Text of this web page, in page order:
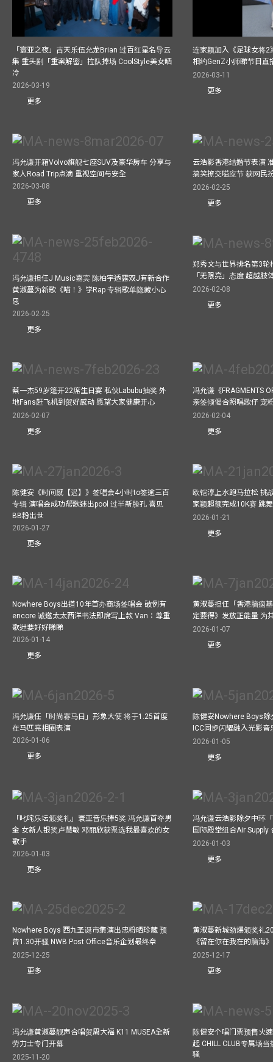
「寰亚之夜」古天乐伍允龙Brian 过百红星名导云
集 重头剧「重案解密」拉队捧场 CoolStyle美女晒
冷
2026-03-19
更多
连家颖加入《足球女将
相约GenZ小师睇节目直
2026-03-11
更多
冯允谦开箱Volvo旗舰七座SUV及豪华房车 分享与
家人Road Trip点滴 重视空间与安全
2026-03-08
更多
云浩影香港结婚节表演
搞笑撩交嗌应节 获网民
2026-02-25
更多
冯允谦担任J Music嘉宾 陈柏宇透露双J有新合作
黄淑蔓为新歌《喵！》学Rap 专辑歌单隐藏小心
思
2026-02-25
更多
郑秀文与世界排名第3轮
「无限亮」态度 超越肢
2026-02-08
更多
蔡一杰59岁筵开22席生日宴 私伙Labubu抽奖 外
地Fans赶飞机到贺好感动 愿望大家健康开心
2026-02-07
更多
冯允谦《FRAGMENTS
亲签倾偈合照唱歌仔 宠
2026-02-04
更多
陈健安《时间感【迟】》签唱会4小时to签逾三百
专辑 演唱会成功帮歌迷出pool 过半新脸孔 喜见
BB粉出世
2026-01-27
更多
欧铠淳上水跑马拉松 挑
家颖超额完成10K赛 跳
2026-01-21
更多
Nowhere Boys出道10年首办商场签唱会 破例有
encore 诚邀太太西洋书法即席写上款 Van：尊重
歌迷要好好睇睇
2026-01-14
更多
黄淑蔓担任「香港脑痫
定要得》发放正能量 为
2026-01-07
更多
冯允谦任「时尚赛马日」形象大使 将于1.25首度
在马匹亮相圈表演
2026-01-06
更多
陈健安Nowhere Boys
ICC同步闪耀融入光影音
2026-01-05
更多
「叱咤乐坛颁奖礼」寰亚音乐捧5奖 冯允谦首夺男
金 女新人银奖卢慧敏 邓丽欣获票选我最喜欢的女
歌手
2026-01-03
更多
冯允谦云浩影除夕中环
国际殿堂组合Air Supply
2026-01-03
更多
Nowhere Boys 西九圣诞市集演出忠粉晒珍藏 预
告1.30开骚 NWB Post Office音乐企划最终章
2025-12-25
更多
黄淑蔓新城劲爆颁奖礼
《留在你在我在的脑海
2025-12-17
更多
冯允谦黄淑蔓靓声合唱贺周大福 K11 MUSEA全新
劳力士专门开幕
2025-11-20
陈健安个唱门票预售火
起 CHILL CLUB专属场
骚